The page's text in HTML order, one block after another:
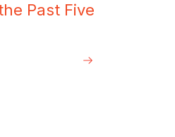
Past Five